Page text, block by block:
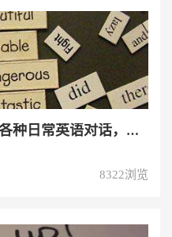
语对话，学习日常英语表达（二...
8322浏览